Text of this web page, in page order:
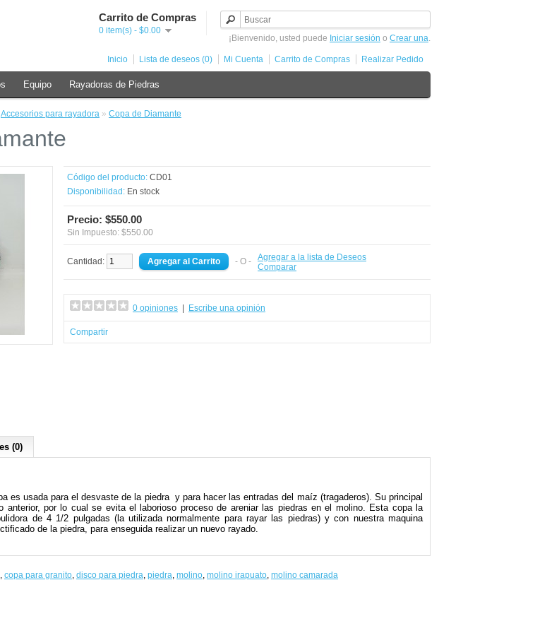
Carrito de Compras
0 item(s) - $0.00
¡Bienvenido, usted puede Iniciar sesión o Crear una.
Inicio Lista de deseos (0) Mi Cuenta Carrito de Compras Realizar Pedido
Equipo Rayadoras de Piedras
Accesorios para rayadora » Copa de Diamante
Código del producto: CD01
Disponibilidad: En stock
Precio: $550.00
Sin Impuesto: $550.00
Cantidad: - O -
Agregar a la lista de Deseos
Comparar
0 opiniones Escribe una opinión
Compartir
(0)
es usada para el desvaste de la piedra y para hacer las entradas del maíz (tragaderos). Su principal
anterior, por lo cual se evita el laborioso proceso de areniar las piedras en el molino. Esta copa la
de 4 1/2 pulgadas (la utilizada normalmente para rayar las piedras) y con nuestra maquina
de la piedra, para enseguida realizar un nuevo rayado.
, copa para granito, disco para piedra, piedra, molino, molino irapuato, molino camarada